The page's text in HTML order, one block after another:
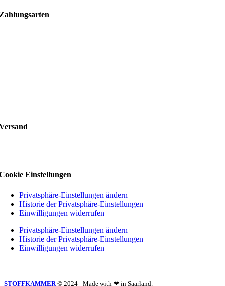
Einstellungen
Privatsphäre-Einstellungen ändern
Historie der Privatsphäre-Einstellungen
Einwilligungen widerrufen
Privatsphäre-Einstellungen ändern
Historie der Privatsphäre-Einstellungen
Einwilligungen widerrufen
STOFFKAMMER © 2024 - Made with ❤ in Saarland.